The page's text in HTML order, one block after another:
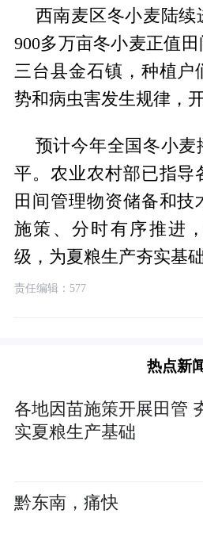
西南麦区冬小麦陆续
900多万亩冬小麦正值
三台县金石镇，种植户
势和病虫害发生规律，
预计今年全国冬小
平。农业农村部已指导
田间管理物资储备和技
施策、分时有序推进
级，为夏粮生产夯实基础
责任编辑：577
热点新
各地因苗施策开展田管
实夏粮生产基础
黔东南，痛快